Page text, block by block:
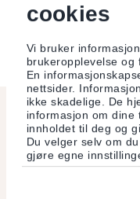
cookies
Vi bruker
brukeropplevelse og
En
nettsider.
ikke skadelige. De
informasjon om
innholdet til deg og
Du velger selv om
gjøre egne
Grand Austrian State